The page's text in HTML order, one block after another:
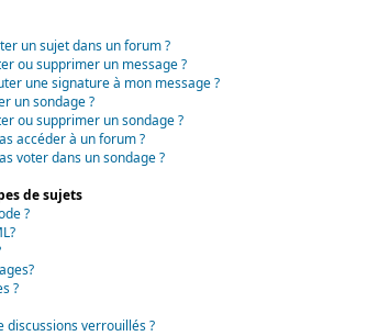
un sujet dans un forum ?
ou supprimer un message ?
une signature à mon message ?
un sondage ?
ou supprimer un sondage ?
accéder à un forum ?
voter dans un sondage ?
de sujets
?
?
discussions verrouillés ?